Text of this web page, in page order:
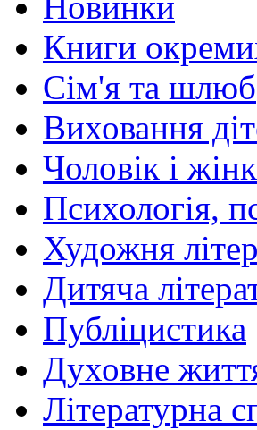
Книги
Сім'я та шлюб
Виховання
Чоловік і
Психологія,
Художня
Дитяча
Публіцистика
Духовне
Літературна